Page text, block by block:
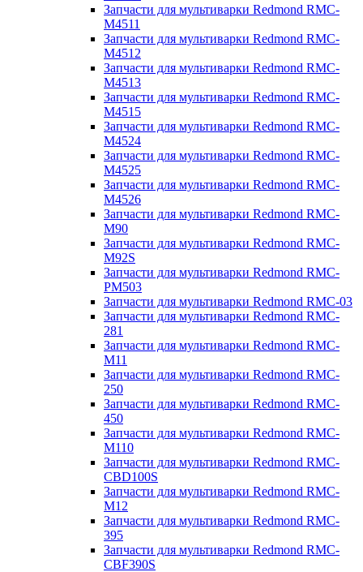
Запчасти для мультиварки Redmond RMC-
M4511
Запчасти для мультиварки Redmond RMC-
M4512
Запчасти для мультиварки Redmond RMC-
M4513
Запчасти для мультиварки Redmond RMC-
M4515
Запчасти для мультиварки Redmond RMC-
M4524
Запчасти для мультиварки Redmond RMC-
M4525
Запчасти для мультиварки Redmond RMC-
M4526
Запчасти для мультиварки Redmond RMC-
M90
Запчасти для мультиварки Redmond RMC-
M92S
Запчасти для мультиварки Redmond RMC-
PM503
Запчасти для мультиварки Redmond RMC-03
Запчасти для мультиварки Redmond RMC-
281
Запчасти для мультиварки Redmond RMC-
M11
Запчасти для мультиварки Redmond RMC-
250
Запчасти для мультиварки Redmond RMC-
450
Запчасти для мультиварки Redmond RMC-
M110
Запчасти для мультиварки Redmond RMC-
CBD100S
Запчасти для мультиварки Redmond RMC-
M12
Запчасти для мультиварки Redmond RMC-
395
Запчасти для мультиварки Redmond RMC-
CBF390S